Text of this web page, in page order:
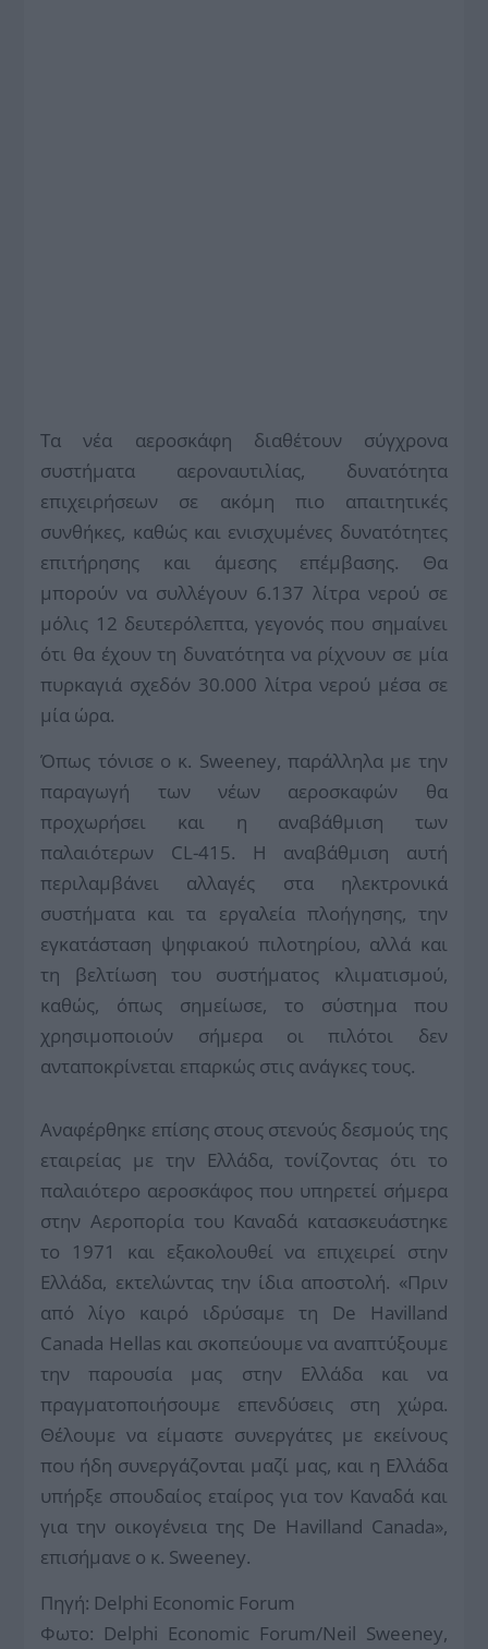
Τα νέα αεροσκάφη διαθέτουν σύγχρονα
συστήματα αεροναυτιλίας, δυνατότητα
επιχειρήσεων σε ακόμη πιο απαιτητικές
συνθήκες, καθώς και ενισχυμένες δυνατότητες
επιτήρησης και άμεσης επέμβασης. Θα
μπορούν να συλλέγουν 6.137 λίτρα νερού σε
μόλις 12 δευτερόλεπτα, γεγονός που σημαίνει
ότι θα έχουν τη δυνατότητα να ρίχνουν σε μία
πυρκαγιά σχεδόν 30.000 λίτρα νερού μέσα σε
μία ώρα.
Όπως τόνισε ο κ. Sweeney, παράλληλα με την
παραγωγή των νέων αεροσκαφών θα
προχωρήσει και η αναβάθμιση των
παλαιότερων CL-415. Η αναβάθμιση αυτή
περιλαμβάνει αλλαγές στα ηλεκτρονικά
συστήματα και τα εργαλεία πλοήγησης, την
εγκατάσταση ψηφιακού πιλοτηρίου, αλλά και
τη βελτίωση του συστήματος κλιματισμού,
καθώς, όπως σημείωσε, το σύστημα που
χρησιμοποιούν σήμερα οι πιλότοι δεν
ανταποκρίνεται επαρκώς στις ανάγκες τους.
Αναφέρθηκε επίσης στους στενούς δεσμούς της
εταιρείας με την Ελλάδα, τονίζοντας ότι το
παλαιότερο αεροσκάφος που υπηρετεί σήμερα
στην Αεροπορία του Καναδά κατασκευάστηκε
το 1971 και εξακολουθεί να επιχειρεί στην
Ελλάδα, εκτελώντας την ίδια αποστολή. «Πριν
από λίγο καιρό ιδρύσαμε τη De Havilland
Canada Hellas και σκοπεύουμε να αναπτύξουμε
την παρουσία μας στην Ελλάδα και να
πραγματοποιήσουμε επενδύσεις στη χώρα.
Θέλουμε να είμαστε συνεργάτες με εκείνους
που ήδη συνεργάζονται μαζί μας, και η Ελλάδα
υπήρξε σπουδαίος εταίρος για τον Καναδά και
για την οικογένεια της De Havilland Canada»,
επισήμανε ο κ. Sweeney.
Πηγή: Delphi Economic Forum
Φωτο: Delphi Economic Forum/Neil Sweeney,